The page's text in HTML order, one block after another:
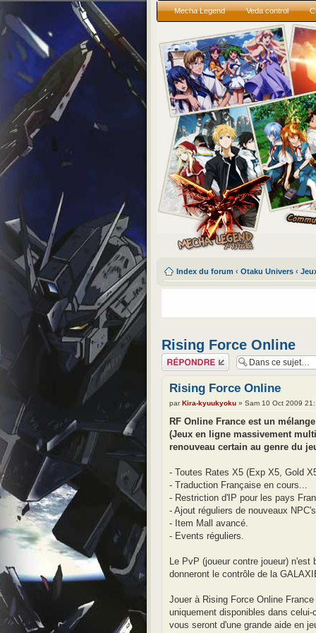
Mecha Legend Veda control
Index du forum ‹ Otaku Univers ‹
Rising Force Online
Répondre
Rising Force Online
parKira-kyuukyoku » Sam 10 Oct 2009
RF Online France est un
(Jeux en ligne massivement
renouveau certain au genre du
- Toutes Rates X5 (Exp X5, Gold
- Traduction Française en cours...
- Restriction d'IP pour les pays
- Ajout réguliers de nouveaux
- Item Mall avancé.
- Events réguliers.
Le PvP (joueur contre joueur)
donneront le contrôle de la
Jouer à Rising Force Online
uniquement disponibles dans
vous seront d'une grande aide en